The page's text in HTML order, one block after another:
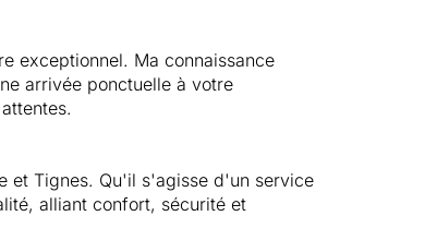
exceptionnel. Ma connaissance
arrivée ponctuelle à votre
et Tignes. Qu'il s'agisse d'un service
alliant confort, sécurité et